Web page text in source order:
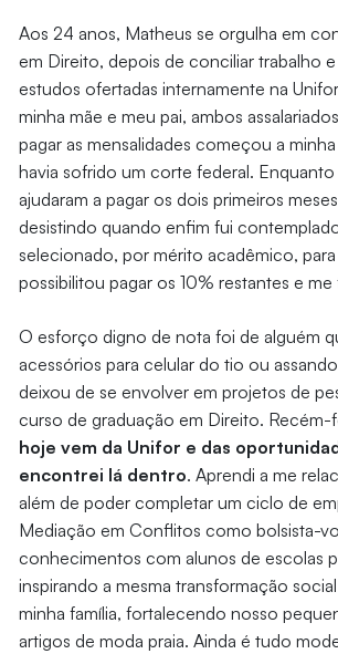
Aos 24 anos, Matheus se orgulha em
em Direito, depois de conciliar trabalho
estudos ofertadas internamente na
minha mãe e meu pai, ambos
pagar as mensalidades começou a
havia sofrido um corte federal.
ajudaram a pagar os dois primeiros
desistindo quando enfim fui
selecionado, por mérito acadêmico,
possibilitou pagar os 10% restantes e
O esforço digno de nota foi de alguém
acessórios para celular do tio ou
deixou de se envolver em projetos de
curso de graduação em Direito.
hoje vem da Unifor e das
encontrei lá dentro. Aprendi a me
além de poder completar um ciclo de
Mediação em Conflitos como bolsista-
conhecimentos com alunos de escolas
inspirando a mesma transformação
minha família, fortalecendo nosso
artigos de moda praia. Ainda é tudo